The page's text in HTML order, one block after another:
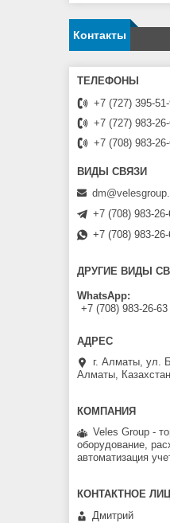
Контакты
+7 (727) 395-
+7 (727) 983-
+7 (708) 983-
+7 (708) 983-
+7 (708) 983-
ДРУГИЕ ВИДЫ
WhatsApp
+7 (708) 983-26-63
г. Алматы, ул.
Алматы, Казахстан
Veles Group -
оборудование,
автоматизация
Дмитрий